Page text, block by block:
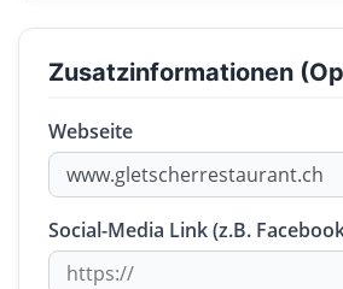
Zusatzinformationen
Webseite
Social-Media Link (z.B.